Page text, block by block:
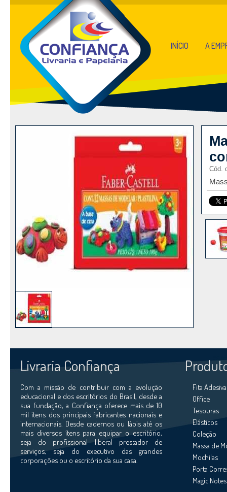
INÍCIO A
Cód.
Livraria Confiança
Com a missão de contribuir com a evolução
educacional e dos escritórios do Brasil, desde a
sua fundação, a Confiança oferece mais de 10
mil itens dos principais fabricantes nacionais e
internacionais. Desde cadernos ou lápis até os
mais diversos ítens para equipar o escritório,
seja do profissional liberal prestador de
serviços, seja do executivo das grandes
corporações ou o escritório da sua casa.
Fita Adesiva
Office
Tesouras
Elásticos
Coleção
Massa de
Mochilas
Porta
Magic